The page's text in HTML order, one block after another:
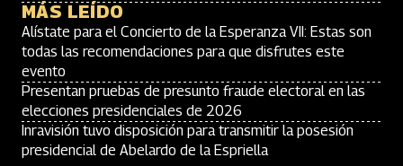
MÁS LEÍDO
Alístate para el Concierto de la Esperanza VII: Estas son
todas las recomendaciones para que disfrutes este
evento
Presentan pruebas de presunto fraude electoral en las
elecciones presidenciales de 2026
Inravisión tuvo disposición para transmitir la posesión
presidencial de Abelardo de la Espriella